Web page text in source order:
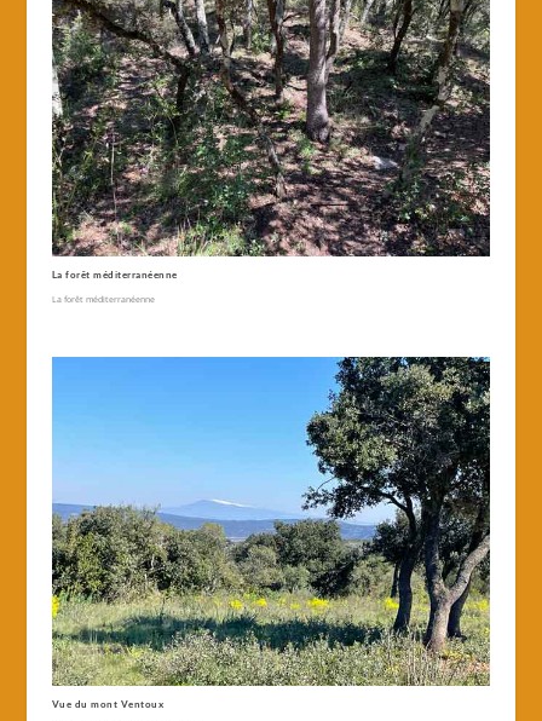
La forêt méditerranéenne
La forêt méditerranéenne
Vue du mont Ventoux